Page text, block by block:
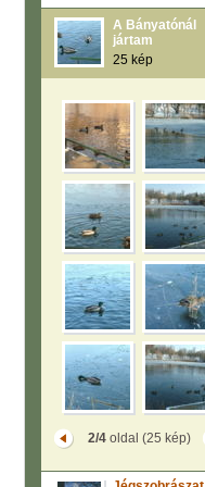
A Bányatónál
jártam
25 kép
2/4oldal (25 kép)